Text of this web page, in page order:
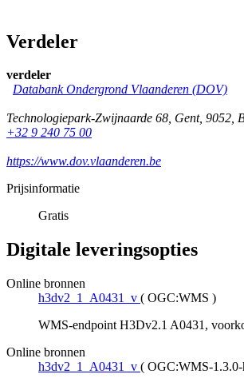
Verdeler
verdeler
Databank Ondergrond Vlaanderen (DOV)
Technologiepark-Zwijnaarde 68, Gent, 9052,
+32 9 240 75 00
https://www.dov.vlaanderen.be
Prijsinformatie
Gratis
Digitale leveringsopties
Online bronnen
h3dv2_1_A0431_v ( OGC:WMS )
WMS-endpoint H3Dv2.1 A0431,
Online bronnen
h3dv2_1_A0431_v ( OGC:WMS-1.3.0-